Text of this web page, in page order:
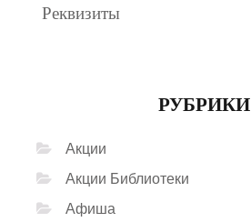
Реквизиты
РУБРИКИ
Акции
Акции Библиотеки
Афиша